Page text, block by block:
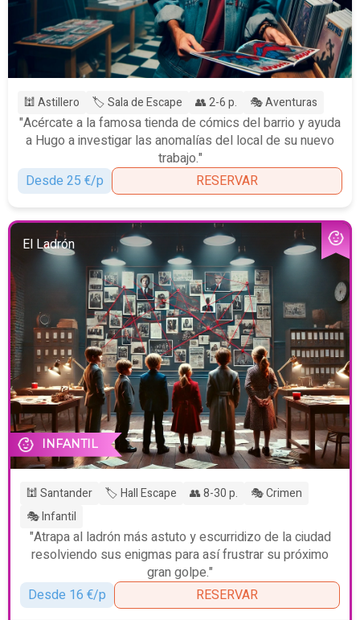
🕍 Astillero 🏷️ Sala de Escape 👥 2-6 p. 🎭 Aventuras
"Acércate a la famosa tienda de cómics del barrio y ayuda
a Hugo a investigar las anomalías del local de su nuevo
trabajo."
Desde 25 €/p
RESERVAR
El Ladrón
INFANTIL
🕍 Santander 🏷️ Hall Escape 👥 8-30 p.
🎭 Crimen
🎭 Infantil
"Atrapa al ladrón más astuto y escurridizo de la ciudad
resolviendo sus enigmas para así frustrar su próximo
gran golpe."
Desde 16 €/p
RESERVAR